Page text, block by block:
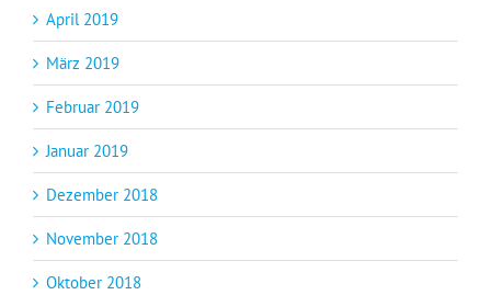
April 2019
März 2019
Februar 2019
Januar 2019
Dezember 2018
November 2018
Oktober 2018